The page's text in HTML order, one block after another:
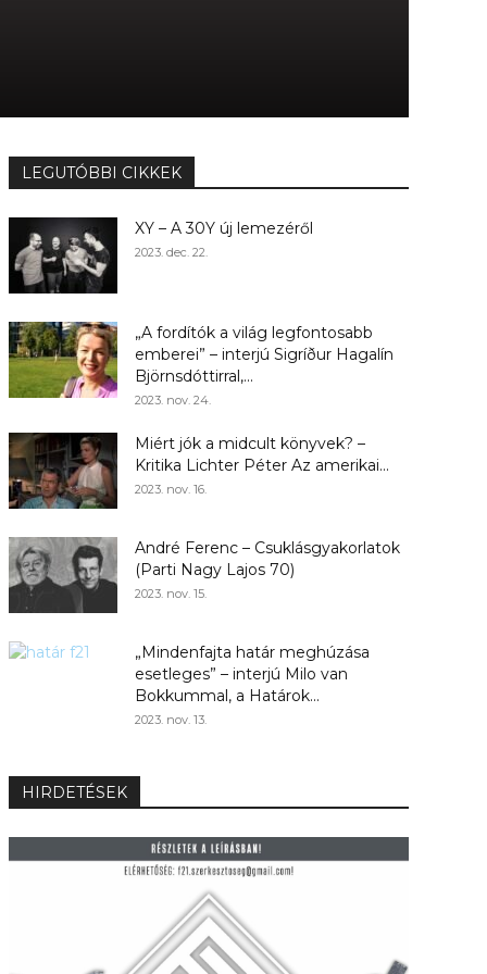
LEGUTÓBBI CIKKEK
XY – A 30Y új lemezéről
2023. dec. 22.
„A fordítók a világ legfontosabb
emberei” – interjú Sigríður Hagalín
Björnsdóttirral,...
2023. nov. 24.
Miért jók a midcult könyvek? –
Kritika Lichter Péter Az amerikai...
2023. nov. 16.
André Ferenc – Csuklásgyakorlatok
(Parti Nagy Lajos 70)
2023. nov. 15.
„Mindenfajta határ meghúzása
esetleges” – interjú Milo van
Bokkummal, a Határok...
2023. nov. 13.
HIRDETÉSEK